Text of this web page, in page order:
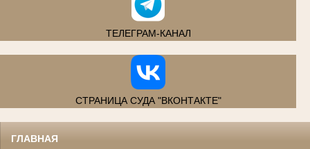
ТЕЛЕГРАМ-КАНАЛ
СТРАНИЦА СУДА "ВКОНТАКТЕ"
ГЛАВНАЯ